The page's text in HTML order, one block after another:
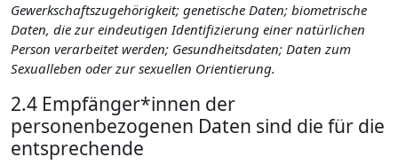
Gewerkschaftszugehörigkeit; genetische Daten; biometrische
Daten, die zur eindeutigen Identifizierung einer natürlichen
Person verarbeitet werden; Gesundheitsdaten; Daten zum
Sexualleben oder zur sexuellen Orientierung.
2.4 Empfänger*innen der
personenbezogenen Daten sind die für die
entsprechende